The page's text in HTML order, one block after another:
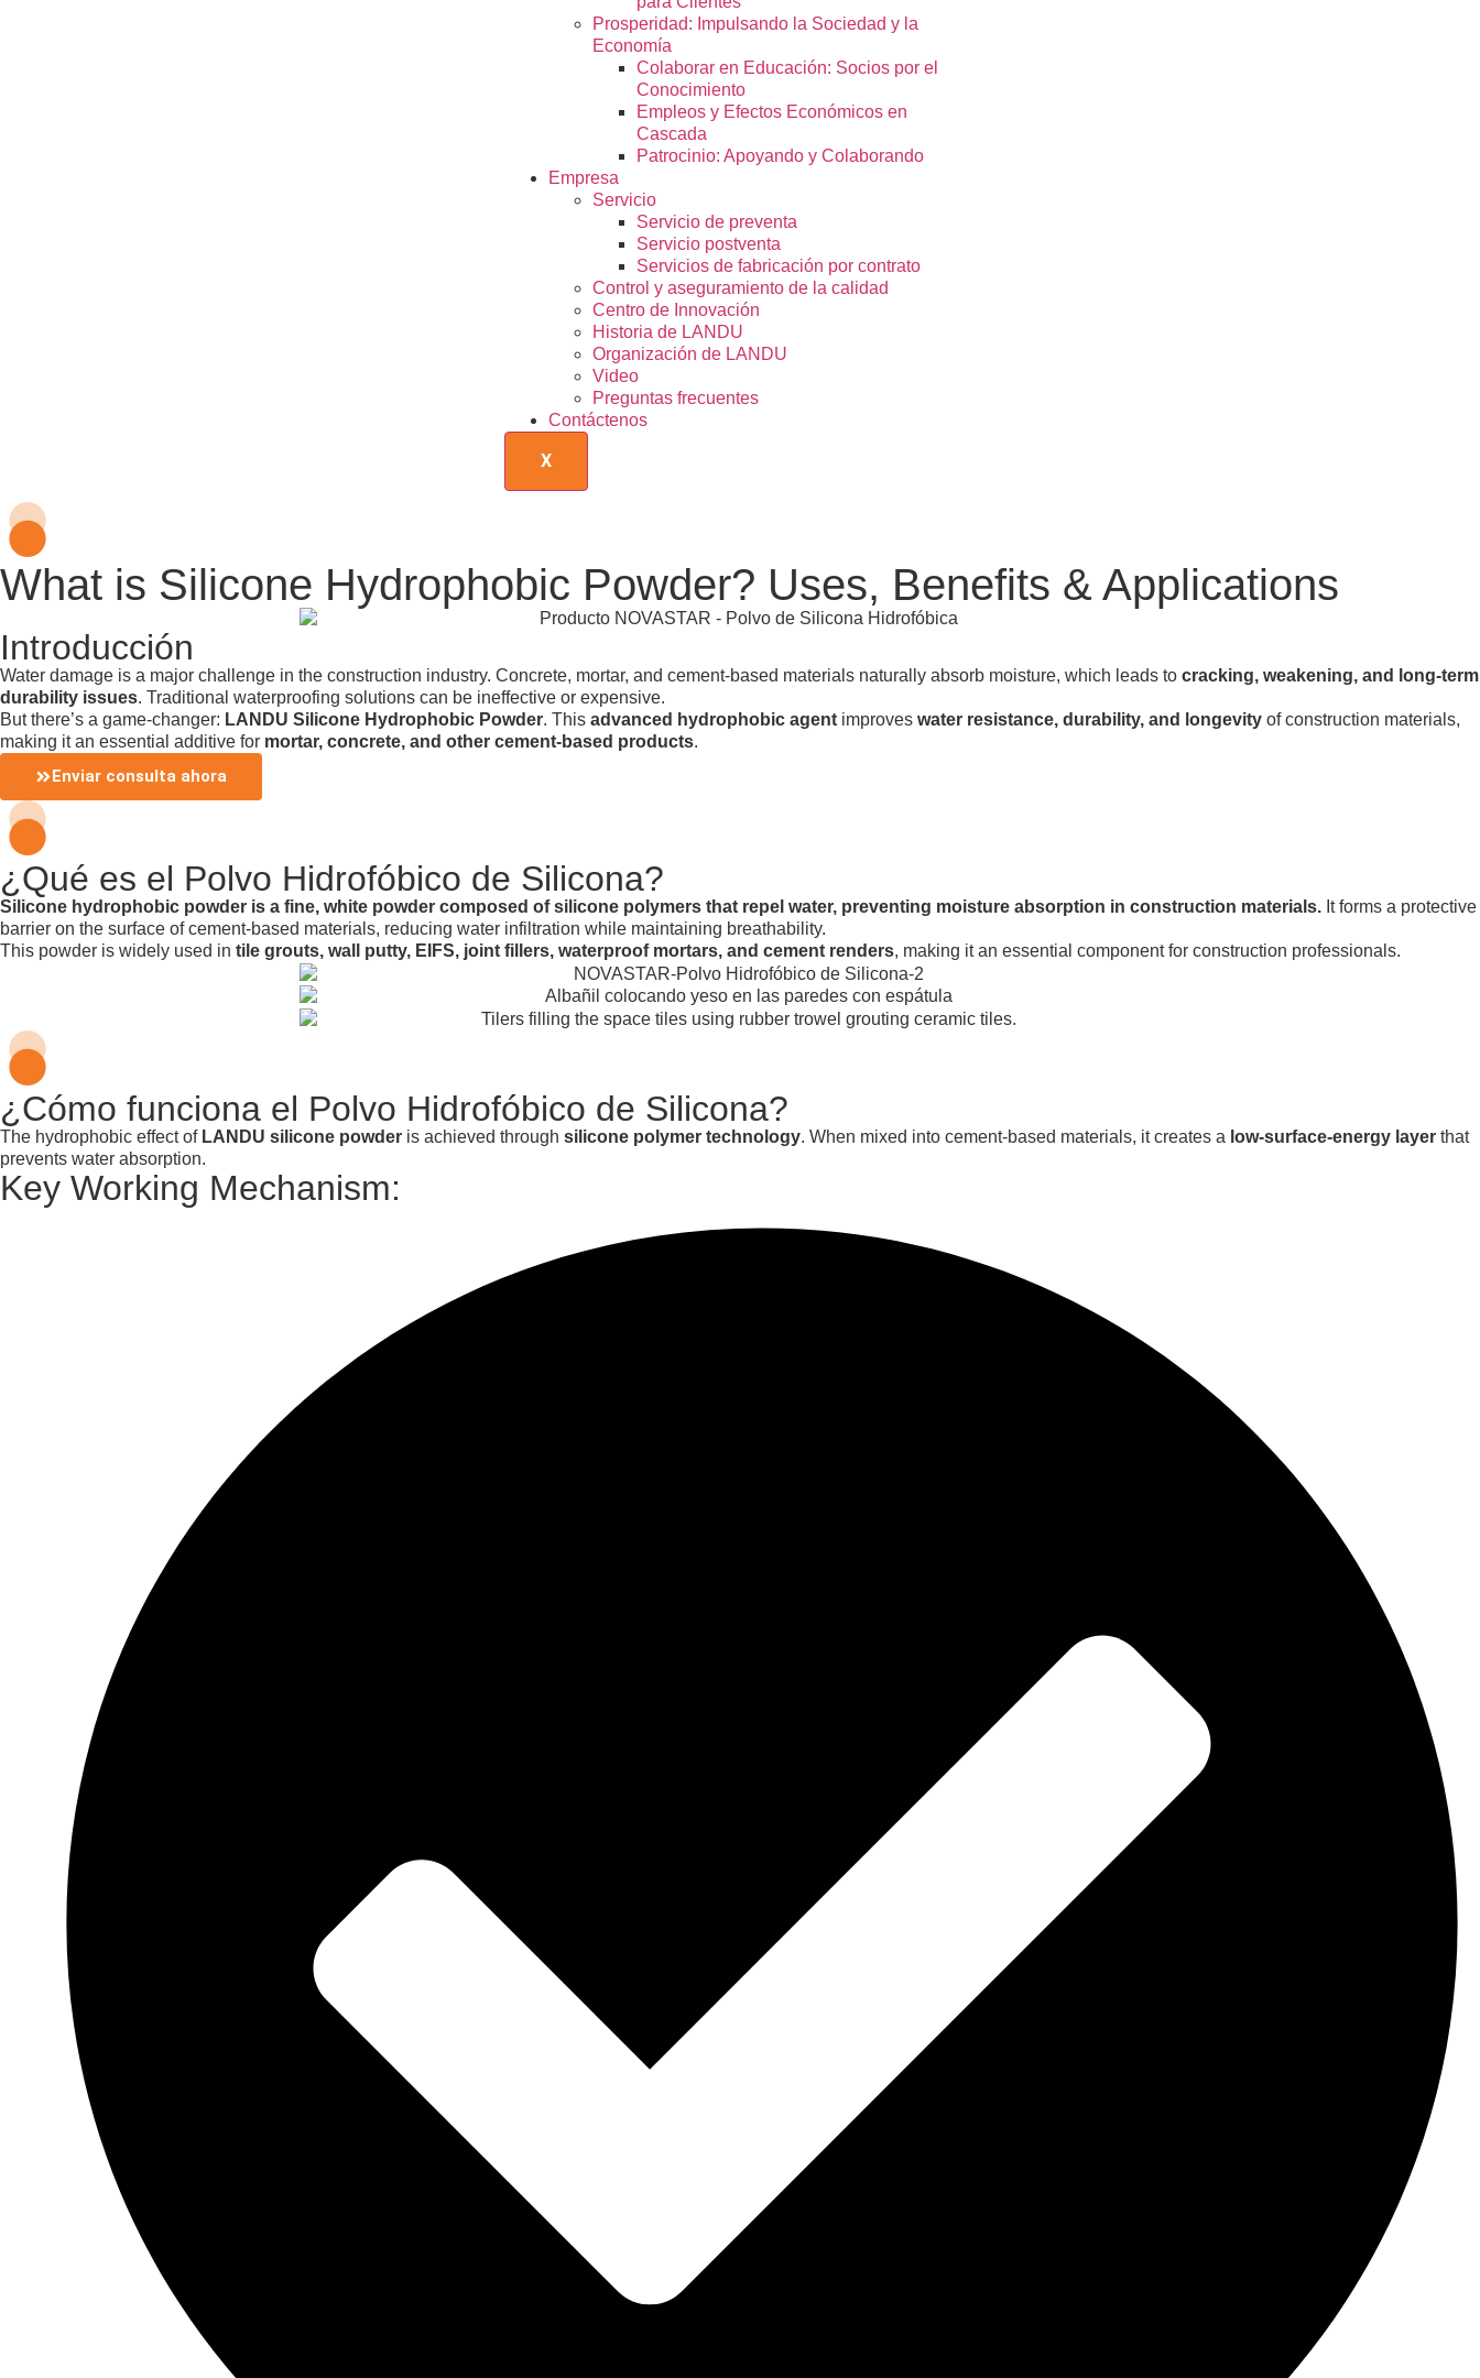
Prosperidad: Impulsando la Sociedad y la
Economía
Colaborar en Educación: Socios por el
Conocimiento
Empleos y Efectos Económicos en
Cascada
Patrocinio: Apoyando y Colaborando
Empresa
Servicio
Servicio de preventa
Servicio postventa
Servicios de fabricación por contrato
Control y aseguramiento de la calidad
Centro de Innovación
Historia de LANDU
Organización de LANDU
Video
Preguntas frecuentes
Contáctenos
X
What is Silicone Hydrophobic Powder? Uses, Benefits & Applications
Introducción
Water damage is a major challenge in the construction industry. Concrete, mortar, and cement-based materials naturally absorb moisture, which leads to cracking, weakening, and long-term
durability issues. Traditional waterproofing solutions can be ineffective or expensive.
But there’s a game-changer: LANDU Silicone Hydrophobic Powder. This advanced hydrophobic agent improves water resistance, durability, and longevity of construction materials,
making it an essential additive for mortar, concrete, and other cement-based products.
Enviar consulta ahora
¿Qué es el Polvo Hidrofóbico de Silicona?
Silicone hydrophobic powder is a fine, white powder composed of silicone polymers that repel water, preventing moisture absorption in construction materials. It forms a protective
barrier on the surface of cement-based materials, reducing water infiltration while maintaining breathability.
This powder is widely used in tile grouts, wall putty, EIFS, joint fillers, waterproof mortars, and cement renders, making it an essential component for construction professionals.
¿Cómo funciona el Polvo Hidrofóbico de Silicona?
The hydrophobic effect of LANDU silicone powder is achieved through silicone polymer technology. When mixed into cement-based materials, it creates a low-surface-energy layer that
prevents water absorption.
Key Working Mechanism: